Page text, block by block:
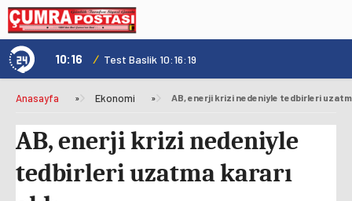
10:16 / Test Baslik 10:16:19
Anasayfa » Ekonomi » AB, enerji krizi nedeniyle tedbirleri
AB, enerji krizi nedeniyle
tedbirleri uzatma kararı